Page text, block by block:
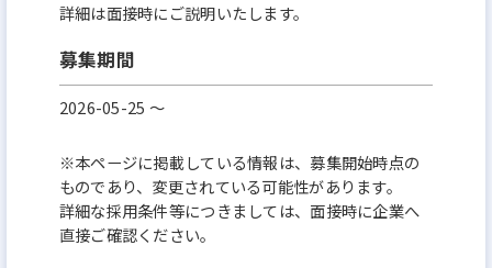
詳細は面接時にご説明いたします。
募集期間
2026-05-25 〜
※本ページに掲載している情報は、募集開始時点の
ものであり、変更されている可能性があります。
詳細な採用条件等につきましては、面接時に企業へ
直接ご確認ください。